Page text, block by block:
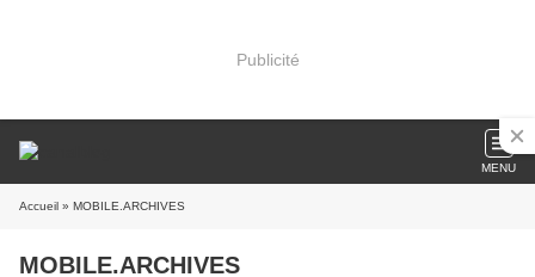
Publicité
MENU
Accueil » MOBILE.ARCHIVES
MOBILE.ARCHIVES